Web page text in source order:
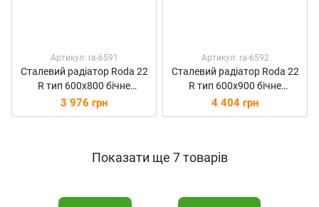
Артикул: ra-6591
Сталевий радіатор Roda 22
R тип 600х800 бічне
підключення 2298 Вт
3 976 грн
Артикул: ra-6592
Сталевий радіатор Roda 22
R тип 600х900 бічне
підключення 2586 Вт
4 404 грн
Показати ще 7 товарів